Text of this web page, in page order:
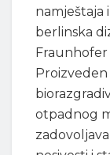
namještaja
berlinska
otpadnog